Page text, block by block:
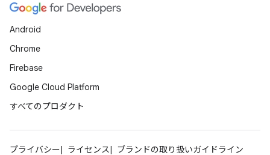
Android
Chrome
Firebase
Google Cloud Platform
すべてのプロダクト
プライバシー ライセンス
ブランドの取り扱いガイドライン